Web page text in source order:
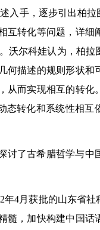
入手，逐步引出柏
互转化等问题，详
沃尔科娃认为，柏
何描述的规则形状
从而实现相互的转
态转化和系统性相
讨了古希腊哲学与
年4月获批的山东省
髓，加快构建中国